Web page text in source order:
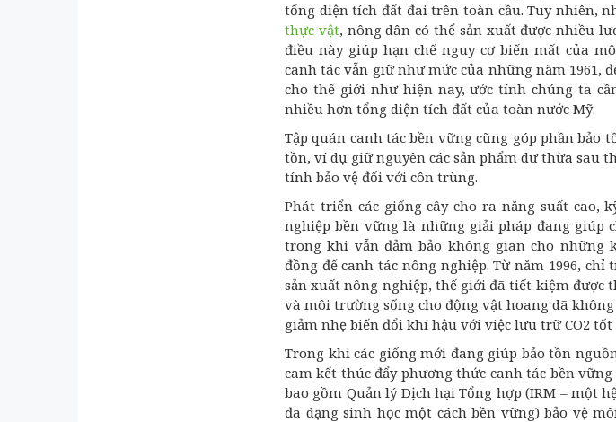
tổng diện tích đất đai trên toàn cầu. Tuy nhiên,
thực vật, nông dân có thể sản xuất được nhiều
điều này giúp hạn chế nguy cơ biến mất của
canh tác vẫn giữ như mức của những năm 1961,
cho thế giới như hiện nay, ước tính chúng ta
nhiều hơn tổng diện tích đất của toàn nước Mỹ.
Tập quán canh tác bền vững cũng góp phần bảo
tồn, ví dụ giữ nguyên các sản phẩm dư thừa sau
tính bảo vệ đối với côn trùng.
Phát triển các giống cây cho ra năng suất cao,
nghiệp bền vững là những giải pháp đang
trong khi vẫn đảm bảo không gian cho
đồng để canh tác nông nghiệp. Từ năm 1996,
sản xuất nông nghiệp, thế giới đã tiết kiệm được
và môi trường sống cho động vật hoang dã
giảm nhẹ biến đổi khí hậu với việc lưu trữ CO2 tốt
Trong khi các giống mới đang giúp bảo tồn
cam kết thúc đẩy phương thức canh tác bền
bao gồm Quản lý Dịch hại Tổng hợp (IRM – một
đa dạng sinh học một cách bền vững) bảo vệ